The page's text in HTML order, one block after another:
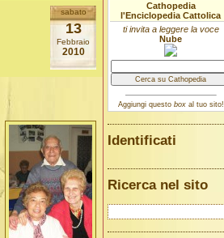
sabato
13
Febbraio
2010
Cathopedia
l'Enciclopedia Cattolica
ti invita a leggere la voce
Nube
Aggiungi questo boxal tuo sito!
Identificati
Ricerca nel sito